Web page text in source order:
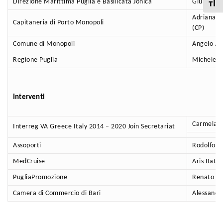
Direzione Marittima Puglia e Basilicata Jonica Giuseppe
Capitaneria di Porto Monopoli
Adriana
(CP)
Comune di Monopoli Angelo
Regione Puglia Michele
Interventi
Interreg VA Greece Italy 2014 – 2020 Join Secretariat Carmela
Assoporti Rodolfo
MedCruise Aris
PugliaPromozione Renato
Camera di Commercio di Bari